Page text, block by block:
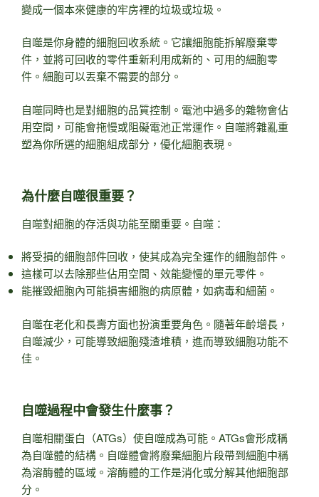
變成一個本來健康的牢房裡的垃圾或垃圾。
自噬是你身體的細胞回收系統。它讓細胞能拆解廢棄零
件，並將可回收的零件重新利用成新的、可用的細胞零
件。細胞可以丟棄不需要的部分。
自噬同時也是對細胞的品質控制。電池中過多的雜物會佔
用空間，可能會拖慢或阻礙電池正常運作。自噬將雜亂重
塑為你所選的細胞組成部分，優化細胞表現。
為什麼自噬很重要？
自噬對細胞的存活與功能至關重要。自噬：
將受損的細胞部件回收，使其成為完全運作的細胞部件。
這樣可以去除那些佔用空間、效能變慢的單元零件。
能摧毀細胞內可能損害細胞的病原體，如病毒和細菌。
自噬在老化和長壽方面也扮演重要角色。隨著年齡增長，
自噬減少，可能導致細胞殘渣堆積，進而導致細胞功能不
佳。
自噬過程中會發生什麼事？
自噬相關蛋白（ATGs）使自噬成為可能。ATGs會形成稱
為自噬體的結構。自噬體會將廢棄細胞片段帶到細胞中稱
為溶酶體的區域。溶酶體的工作是消化或分解其他細胞部
分。